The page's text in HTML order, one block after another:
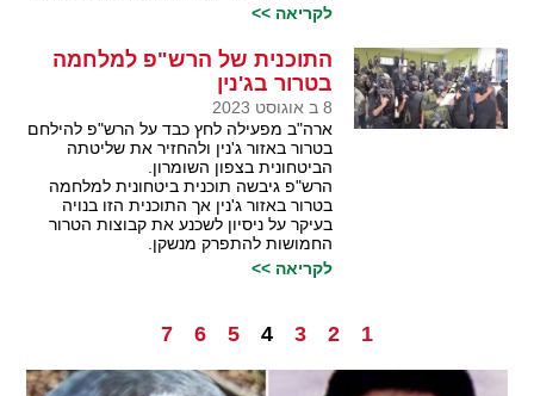
לקריאה >>
התוכנית של הרש"פ למלחמה
בטרור בג'נין
8 ב אוגוסט 2023
ארה"ב מפעילה לחץ כבד על הרש"פ להילחם
בטרור באזור ג'נין ולהחזיר את שליטתה
הביטחונית בצפון השומרון.
הרש"פ גיבשה תוכנית ביטחונית למלחמה
בטרור באזור ג'נין אך התוכנית הזו בנויה
בעיקר על ניסיון לשכנע את קבוצות הטרור
החמושות להתפרק מנשקן.
לקריאה >>
1
2
3
4
5
6
7